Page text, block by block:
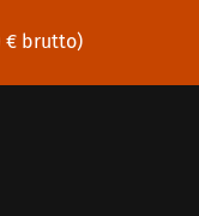
€ brutto)